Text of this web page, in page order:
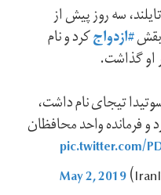
سه روز پیش از
#ازدواجکرد و نام
او گذاشت.
تیجای نام داشت،
و فرمانده واحد محافظان
pic.twitter.com/
May 2, 2019